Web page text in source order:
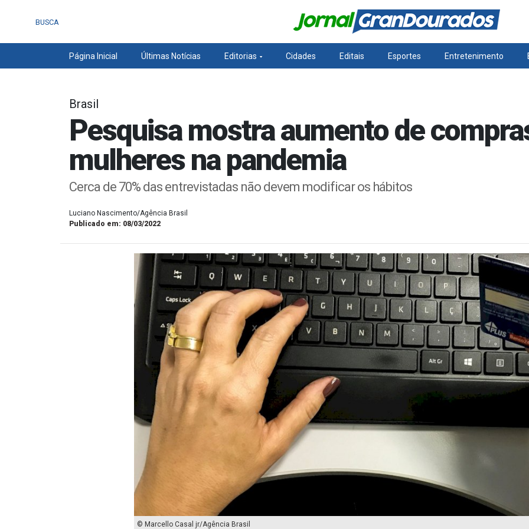
BUSCA
Página Inicial Últimas Notícias Editorias Cidades Editais Esportes Entretenimento
Brasil
Pesquisa mostra aumento de
mulheres na pandemia
Cerca de 70% das entrevistadas não devem modificar os hábitos
Luciano Nascimento/Agência Brasil
Publicado em: 08/03/2022
© Marcello Casal jr/Agência Brasil